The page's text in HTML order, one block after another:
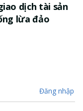
dịch tài sản
lừa đảo
Đăng nhập